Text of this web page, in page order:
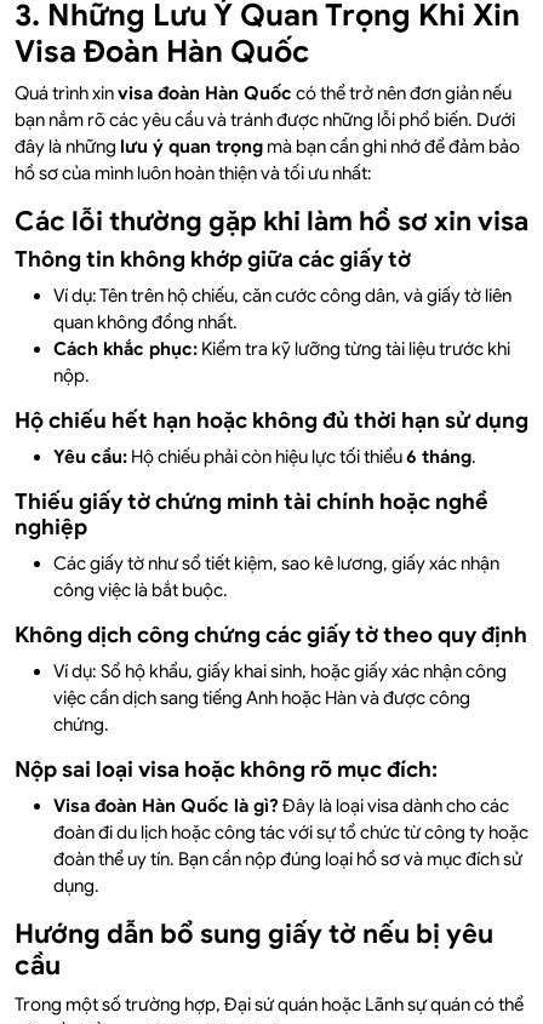
3. Những Lưu Ý Quan Trọng Khi Xin
Visa Đoàn Hàn Quốc
Quá trình xinvisa đoàn Hàn Quốc có thể trở nên đơn giản nếu
bạn nắm rõ các yêu cầu và tránh được những lỗi phổ biến. Dưới
đây là những lưu ý quan trọng mà bạn cần ghi nhớ để đảm bảo
hồ sơ của mình luôn hoàn thiện và tối ưu nhất:
Các lỗi thường gặp khi làm hồ sơ xin visa
Thông tin không khớp giữa các giấy tờ
Ví dụ: Tên trên hộ chiếu, căn cước công dân, và giấy tờ liên
quan không đồng nhất.
Cách khắc phục: Kiểm tra kỹ lưỡng từng tài liệu trước khi
nộp.
Hộ chiếu hết hạn hoặc không đủ thời hạn sử dụng
Yêu cầu: Hộ chiếu phải còn hiệu lực tối thiểu6 tháng.
Thiếu giấy tờ chứng minh tài chính hoặc nghề
nghiệp
Các giấy tờ như sổ tiết kiệm, sao kê lương, giấy xác nhận
công việc là bắt buộc.
Không dịch công chứng các giấy tờ theo quy định
Ví dụ: Sổ hộ khẩu, giấy khai sinh, hoặc giấy xác nhận công
việc cần dịch sang tiếng Anh hoặc Hàn và được công
chứng.
Nộp sai loại visa hoặc không rõ mục đích:
Visa đoàn Hàn Quốc là gì? Đây là loại visa dành cho các
đoàn đi du lịch hoặc công tác với sự tổ chức từ công ty hoặc
đoàn thể uy tín. Bạn cần nộp đúng loại hồ sơ và mục đích sử
dụng.
Hướng dẫn bổ sung giấy tờ nếu bị yêu
cầu
Trong một số trường hợp, Đại sứ quán hoặc Lãnh sự quán có thể